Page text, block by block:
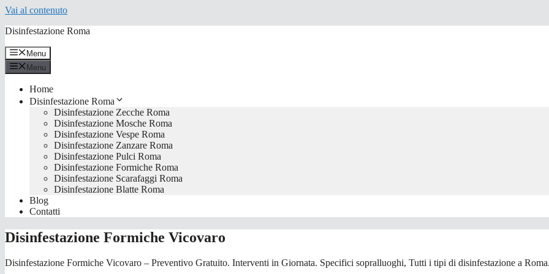
Vai al contenuto
Disinfestazione Roma
Menu
Menu
Home
Disinfestazione Roma
Disinfestazione Zecche Roma
Disinfestazione Mosche Roma
Disinfestazione Vespe Roma
Disinfestazione Zanzare Roma
Disinfestazione Pulci Roma
Disinfestazione Formiche Roma
Disinfestazione Scarafaggi Roma
Disinfestazione Blatte Roma
Blog
Contatti
Disinfestazione Formiche Vicovaro
Disinfestazione Formiche Vicovaro – Preventivo Gratuito. Interventi in Giornata. Specifici sopralluoghi, Tutti i tipi di disinfestazione a